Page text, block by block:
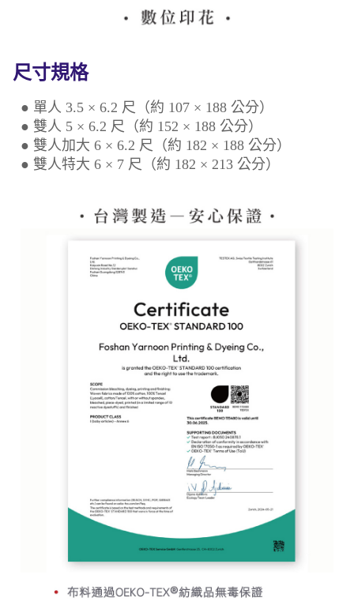
尺寸規格
● 單人 3.5 × 6.2 尺（約 107 × 188 公分）
● 雙人 5 × 6.2 尺（約 152 × 188 公分）
● 雙人加大 6 × 6.2 尺（約 182 × 188 公分）
● 雙人特大 6 × 7 尺（約 182 × 213 公分）